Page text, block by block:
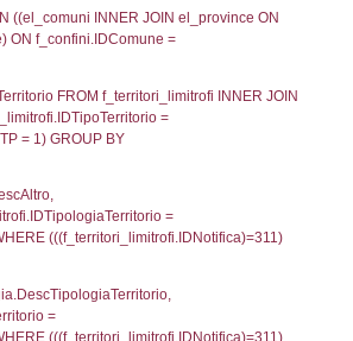
= el_com.IstComune LEFT
as ProvinciaST,
as RegioneSL FROM
=
=
el_regioni AS el_regioni_1
INNER JOIN a2_personale